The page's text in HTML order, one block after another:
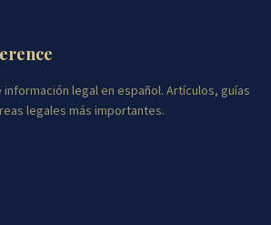
legal en español. Artículos, guías
legales más importantes.